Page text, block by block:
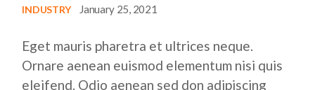
INDUSTRY January 25, 2021
Eget mauris pharetra et ultrices neque.
Ornare aenean euismod elementum nisi quis
eleifend. Odio aenean sed don adipiscing